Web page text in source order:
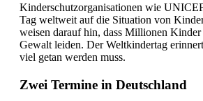
Kinderschutzorganisationen wie
Tag weltweit auf die Situation von
weisen darauf hin, dass Millionen
Gewalt leiden. Der Weltkindertag
viel getan werden muss.
Zwei Termine in Deutschland